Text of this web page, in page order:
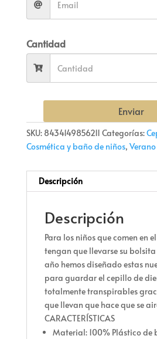
Cantidad
Enviar
SKU: 8434149856211 Categorías:
Cosmética y baño de niños, Verano
Descripción
Descripción
Para los niños que comen en
tengan que llevarse su bolsita
año hemos diseñado estas
para guardar el cepillo de
totalmente transpirables
que llevan que hace que se
CARACTERÍSTICAS
Material: 100% Plástico de